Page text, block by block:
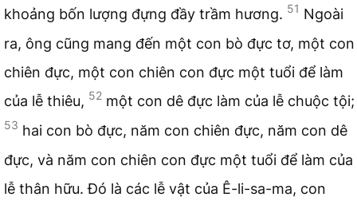
khoảng bốn lượng đựng đầy trầm hương. 51 Ngoài
ra, ông cũng mang đến một con bò đực tơ, một con
chiên đực, một con chiên con đực một tuổi để làm
của lễ thiêu, 52 một con dê đực làm của lễ chuộc tội;
53 hai con bò đực, năm con chiên đực, năm con dê
đực, và năm con chiên con đực một tuổi để làm của
lễ thân hữu. Đó là các lễ vật của Ê-li-sa-ma, con